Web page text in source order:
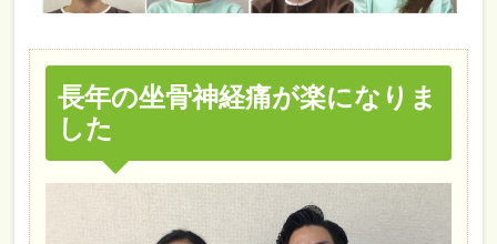
長年の坐骨神経痛が楽になりま
した